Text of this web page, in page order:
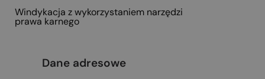
Windykacja z wykorzystaniem narzędzi
prawa karnego
Dane adresowe